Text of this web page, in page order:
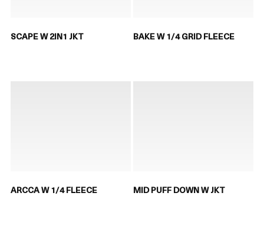
SCAPE W 2IN1 JKT BAKE W 1/4 GRID FLEECE
ARCCA W 1/4 FLEECE MID PUFF DOWN W JKT